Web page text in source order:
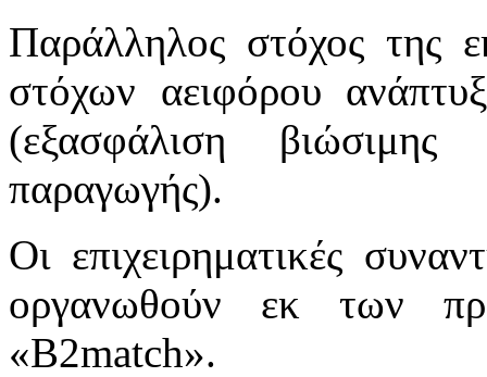
Παράλληλος στόχος της
στόχων αειφόρου
(εξασφάλιση
παραγωγής).
Οι επιχειρηματικές
οργανωθούν εκ των
«B2match».